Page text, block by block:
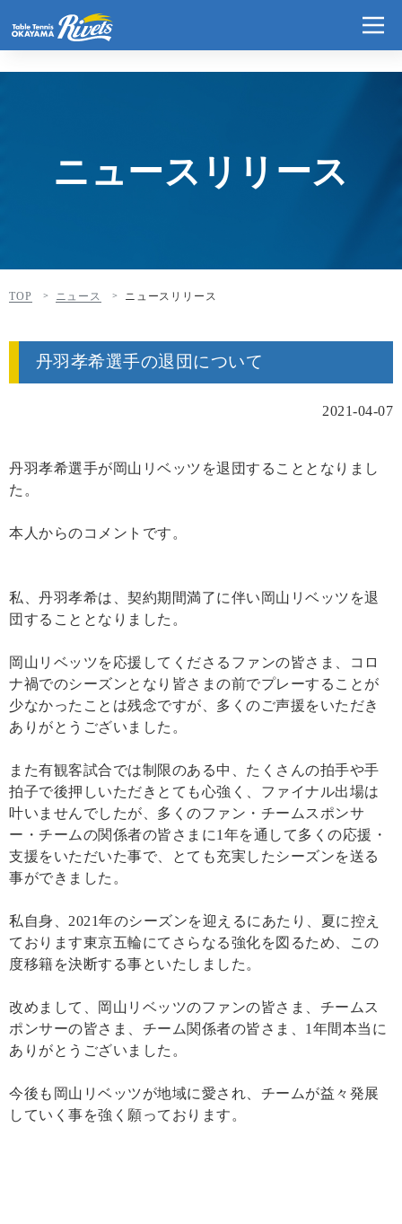
ニュースリリース
TOP ニュース ニュースリリース
丹羽孝希選手の退団について
2021-04-07
丹羽孝希選手が岡山リベッツを退団することとなりまし
た。
本人からのコメントです。
私、丹羽孝希は、契約期間満了に伴い岡山リベッツを退
団することとなりました。
岡山リベッツを応援してくださるファンの皆さま、コロ
ナ禍でのシーズンとなり皆さまの前でプレーすることが
少なかったことは残念ですが、多くのご声援をいただき
ありがとうございました。
また有観客試合では制限のある中、たくさんの拍手や手
拍子で後押しいただきとても心強く、ファイナル出場は
叶いませんでしたが、多くのファン・チームスポンサ
ー・チームの関係者の皆さまに1年を通して多くの応援・
支援をいただいた事で、とても充実したシーズンを送る
事ができました。
私自身、2021年のシーズンを迎えるにあたり、夏に控え
ております東京五輪にてさらなる強化を図るため、この
度移籍を決断する事といたしました。
改めまして、岡山リベッツのファンの皆さま、チームス
ポンサーの皆さま、チーム関係者の皆さま、1年間本当に
ありがとうございました。
今後も岡山リベッツが地域に愛され、チームが益々発展
していく事を強く願っております。